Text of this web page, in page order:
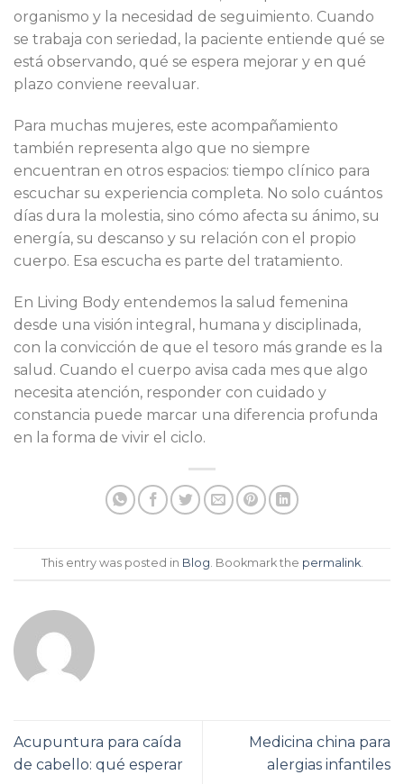
organismo y la necesidad de seguimiento. Cuando
se trabaja con seriedad, la paciente entiende qué se
está observando, qué se espera mejorar y en qué
plazo conviene reevaluar.
Para muchas mujeres, este acompañamiento
también representa algo que no siempre
encuentran en otros espacios: tiempo clínico para
escuchar su experiencia completa. No solo cuántos
días dura la molestia, sino cómo afecta su ánimo, su
energía, su descanso y su relación con el propio
cuerpo. Esa escucha es parte del tratamiento.
En Living Body entendemos la salud femenina
desde una visión integral, humana y disciplinada,
con la convicción de que el tesoro más grande es la
salud. Cuando el cuerpo avisa cada mes que algo
necesita atención, responder con cuidado y
constancia puede marcar una diferencia profunda
en la forma de vivir el ciclo.
This entry was posted in Blog. Bookmark the permalink.
Acupuntura para caída
de cabello: qué esperar
Medicina china para
alergias infantiles